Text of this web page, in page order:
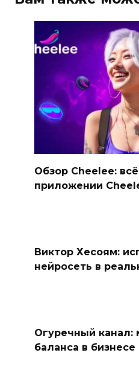
Обзор Cheelee:
приложении
Виктор Хесоям:
нейросеть в
Огуречный канал:
баланса в